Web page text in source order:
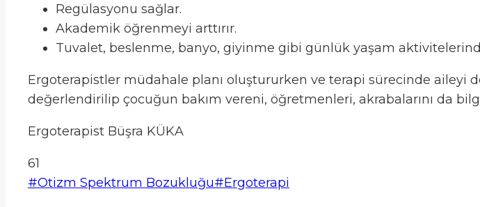
Regülasyonu sağlar.
Akademik öğrenmeyi arttırır.
Tuvalet, beslenme, banyo, giyinme gibi günlük yaşam aktivitelerinde
Ergoterapistler müdahale planı oluştururken ve terapi sürecinde aileyi
değerlendirilip çocuğun bakım vereni, öğretmenleri, akrabalarını da
Ergoterapist Büşra KÜKA
61
Post
#Otizm Spektrum Bozukluğu#Ergoterapi